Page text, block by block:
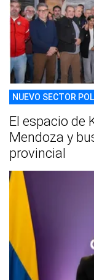
NUEVO SECTOR
El espacio de
Mendoza y
provincial